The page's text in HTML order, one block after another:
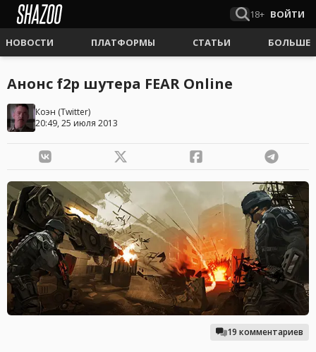
18+ ВОЙТИ
НОВОСТИ ПЛАТФОРМЫ СТАТЬИ БОЛЬШЕ
Анонс f2p шутера FEAR Online
Коэн (Twitter)
20:49, 25 июля 2013
19 комментариев